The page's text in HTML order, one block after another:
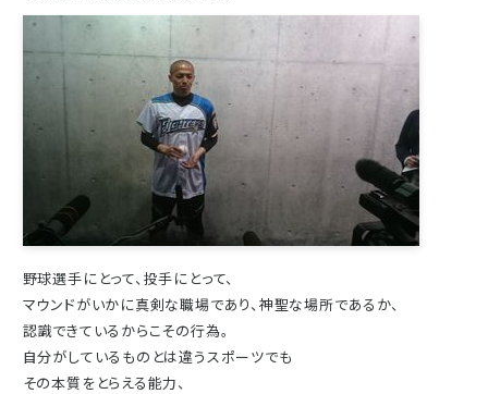
野球選手にとって、投手にとって、
マウンドがいかに真剣な職場であり、神聖な場所であるか、
認識できているからこその行為。
自分がしているものとは違うスポーツでも
その本質をとらえる能力、